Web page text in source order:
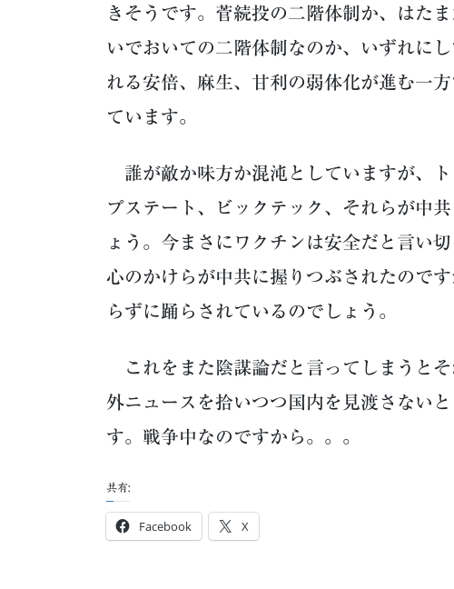
きそうです。菅続投の二階体制か、はた
いでおいての二階体制なのか、いずれに
れる安倍、麻生、甘利の弱体化が進む一
ています。
誰が敵か味方か混沌としていますが、
プステート、ビックテック、それらが中
ょう。今まさにワクチンは安全だと言い
心のかけらが中共に握りつぶされたので
らずに踊らされているのでしょう。
これをまた陰謀論だと言ってしまうと
外ニュースを拾いつつ国内を見渡さない
す。戦争中なのですから。。。
共有:
Facebook X